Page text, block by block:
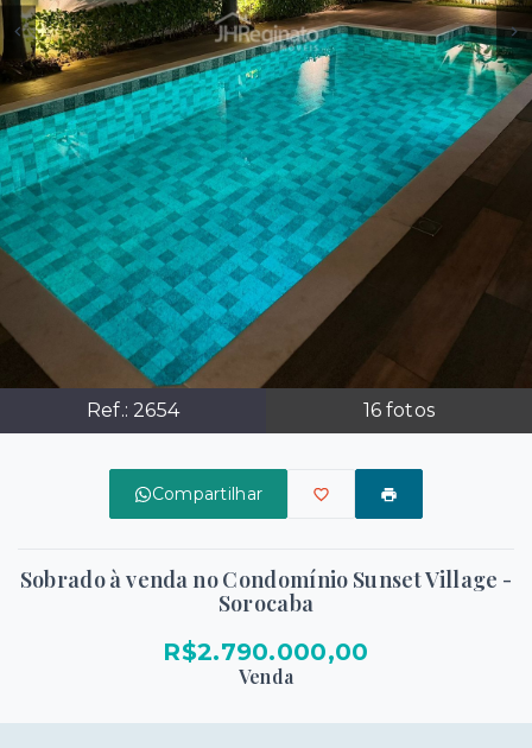
Ref.: 2654 16 fotos
Compartilhar
Sobrado à venda no Condomínio Sunset Village -
Sorocaba
R$2.790.000,00
Venda